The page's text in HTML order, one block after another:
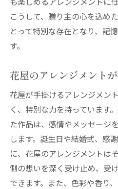
こうして、贈り主の心を込め
とって特別な存在となり、記
す。
花屋のアレンジメント
花屋が手掛けるアレンジメン
く、特別な力を持っています
た作品は、感情やメッセージ
します。誕生日や結婚式、感
に、花屋のアレンジメントは
側の想いを深く受け止め、受
できます。また、色彩や香り